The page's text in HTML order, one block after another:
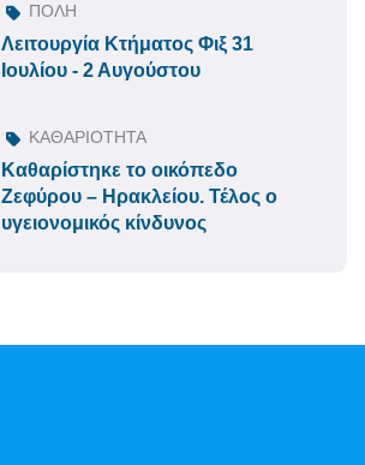
ΠΟΛΗ
Λειτουργία Κτήματος Φιξ 31
Ιουλίου - 2 Αυγούστου
ΚΑΘΑΡΙΟΤΗΤΑ
Καθαρίστηκε το οικόπεδο
Ζεφύρου – Ηρακλείου. Τέλος ο
υγειονομικός κίνδυνος